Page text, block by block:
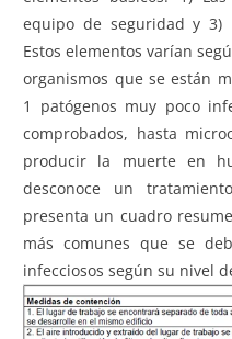
equipo de seguridad y 3)
Estos elementos varían
organismos que se están
1 patógenos muy poco
comprobados, hasta
producir la muerte en
desconoce un
presenta un cuadro
más comunes que se
infecciosos según su nivel